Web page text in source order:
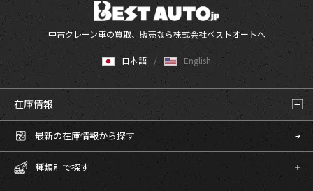
中古クレーン車の買取、販売なら株式会社ベストオートへ
日本語 English
在庫情報
最新の在庫情報から探す
種類別で探す